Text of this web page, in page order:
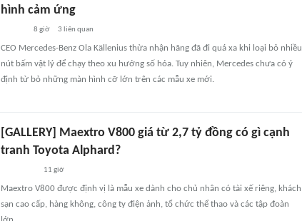
hình cảm ứng
8 giờ 3 liên quan
CEO Mercedes-Benz Ola Källenius thừa nhận hãng đã đi quá xa khi loại bỏ nhiều
nút bấm vật lý để chạy theo xu hướng số hóa. Tuy nhiên, Mercedes chưa có ý
định từ bỏ những màn hình cỡ lớn trên các mẫu xe mới.
[GALLERY] Maextro V800 giá từ 2,7 tỷ đồng có gì cạnh
tranh Toyota Alphard?
11 giờ
Maextro V800 được định vị là mẫu xe dành cho chủ nhân có tài xế riêng, khách
sạn cao cấp, hàng không, công ty điện ảnh, tổ chức thể thao và các tập đoàn